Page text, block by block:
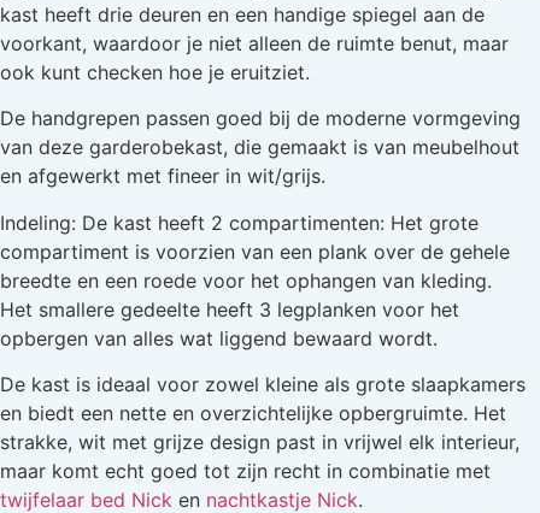
kast heeft drie deuren en een handige spiegel aan de
voorkant, waardoor je niet alleen de ruimte benut, maar
ook kunt checken hoe je eruitziet.
De handgrepen passen goed bij de moderne vormgeving
van deze garderobekast, die gemaakt is van meubelhout
en afgewerkt met fineer in wit/grijs.
Indeling: De kast heeft 2 compartimenten: Het grote
compartiment is voorzien van een plank over de gehele
breedte en een roede voor het ophangen van kleding.
Het smallere gedeelte heeft 3 legplanken voor het
opbergen van alles wat liggend bewaard wordt.
De kast is ideaal voor zowel kleine als grote slaapkamers
en biedt een nette en overzichtelijke opbergruimte. Het
strakke, wit met grijze design past in vrijwel elk interieur,
maar komt echt goed tot zijn recht in combinatie met
twijfelaar bed Nick en nachtkastje Nick.